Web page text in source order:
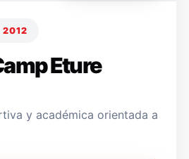
2012
Eture
y académica orientada a